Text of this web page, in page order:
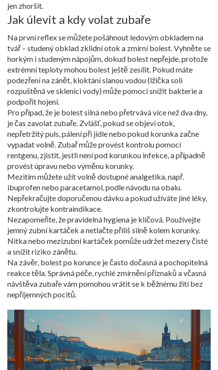
jen zhoršit.
Jak úlevit a kdy volat zubaře
Na první reflex se můžete pošáhnout ledovým obkladem na
tvář – studený obklad zklidní otok a zmírní bolest. Vyhněte se
horkým i studeným nápojům, dokud bolest nepřejde, protože
extrémní teploty mohou bolest ještě zesílit. Pokud máte
podezření na zánět, kloktání slanou vodou (lžička soli
rozpuštěná ve sklenici vody) může pomoci snížit bakterie a
podpořit hojení.
Pro případ, že je bolest silná nebo přetrvává více než dva dny,
je čas zavolat zubaře. Zvlášť, pokud se objeví otok,
nepřetržitý puls, pálení při jídle nebo pokud korunka začne
vypadat volně. Zubař může provést kontrolu pomocí
rentgenu, zjistit, jestli není pod korunkou infekce, a případně
provést úpravu nebo výměnu korunky.
Mezitím můžete užít volně dostupné analgetika, např.
ibuprofen nebo paracetamol, podle návodu na obalu.
Nepřekračujte doporučenou dávku a pokud užíváte jiné léky,
zkontrolujte kontraindikace.
Nezapomeňte, že pravidelná hygiena je klíčová. Používejte
jemný zubní kartáček a netlačte příliš silně kolem korunky.
Nitka nebo mezizubní kartáček pomůže udržet mezery čisté
a snížit riziko zánětu.
Na závěr, bolest po korunce je často dočasná a pochopitelná
reakce těla. Správná péče, rychlé zmírnění příznaků a včasná
návštěva zubaře vám pomohou vrátit se k běžnému žití bez
nepříjemných pocitů.